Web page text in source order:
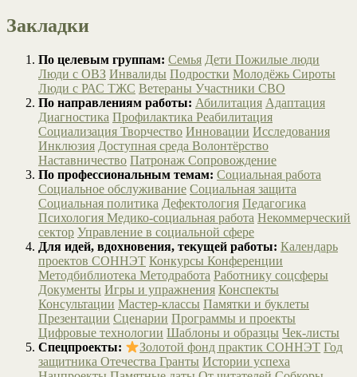
Закладки
По целевым группам: Семья Дети Пожилые люди
Люди с ОВЗ Инвалиды Подростки Молодёжь Сироты
Люди с РАС ТЖС Ветераны Участники СВО
По направлениям работы: Абилитация Адаптация
Диагностика Профилактика Реабилитация
Социализация Творчество Инновации Исследования
Инклюзия Доступная среда Волонтёрство
Наставничество Патронаж Сопровождение
По профессиональным темам: Социальная работа
Социальное обслуживание Социальная защита
Социальная политика Дефектология Педагогика
Психология Медико-социальная работа Некоммерческий
сектор Управление в социальной сфере
Для идей, вдохновения, текущей работы: Календарь
проектов СОННЭТ Конкурсы Конференции
Методбиблиотека Методработа Работнику соцсферы
Документы Игры и упражнения Конспекты
Консультации Мастер-классы Памятки и буклеты
Презентации Сценарии Программы и проекты
Цифровые технологии Шаблоны и образцы Чек-листы
Спецпроекты:
Золотой фонд практик СОННЭТ Год
защитника Отечества Гранты Истории успеха